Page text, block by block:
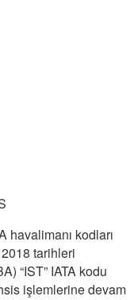
havalimanı kodları
tarihleri
“IST” IATA kodu
işlemlerine devam